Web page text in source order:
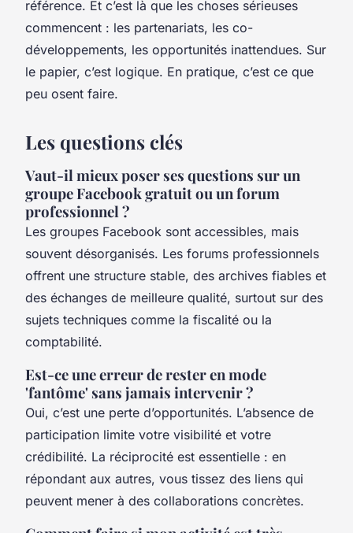
référence. Et c’est là que les choses sérieuses
commencent : les partenariats, les co-
développements, les opportunités inattendues. Sur
le papier, c’est logique. En pratique, c’est ce que
peu osent faire.
Les questions clés
Vaut-il mieux poser ses questions sur un
groupe Facebook gratuit ou un forum
professionnel ?
Les groupes Facebook sont accessibles, mais
souvent désorganisés. Les forums professionnels
offrent une structure stable, des archives fiables et
des échanges de meilleure qualité, surtout sur des
sujets techniques comme la fiscalité ou la
comptabilité.
Est-ce une erreur de rester en mode
'fantôme' sans jamais intervenir ?
Oui, c’est une perte d’opportunités. L’absence de
participation limite votre visibilité et votre
crédibilité. La réciprocité est essentielle : en
répondant aux autres, vous tissez des liens qui
peuvent mener à des collaborations concrètes.